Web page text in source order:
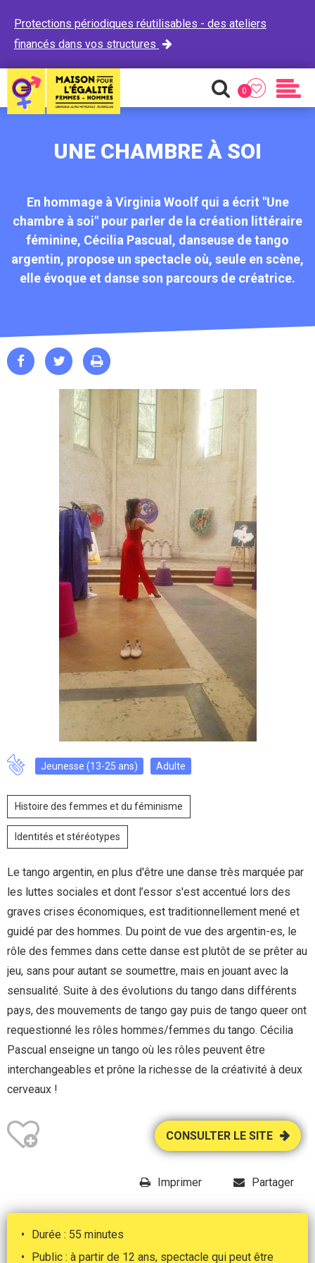
Protections périodiques réutilisables - des ateliers
financés dans vos structures

Recherche
0
Favoris
UNE CHAMBRE À SOI
En hommage à Virginia Woolf qui a écrit "Une
chambre à soi" pour parler de la création littéraire
féminine, Cécilia Pascual, danseuse de tango
argentin, propose un spectacle où, seule en scène,
elle évoque et danse son parcours de créatrice.
  
Jeunesse (13-25 ans) Adulte
Histoire des femmes et du féminisme
Identités et stéréotypes
Le tango argentin, en plus d'être une danse très marquée par
les luttes sociales et dont l’essor s'est accentué lors des
graves crises économiques, est traditionnellement mené et
guidé par des hommes. Du point de vue des argentin-es, le
rôle des femmes dans cette danse est plutôt de se prêter au
jeu, sans pour autant se soumettre, mais en jouant avec la
sensualité. Suite à des évolutions du tango dans différents
pays, des mouvements de tango gay puis de tango queer ont
requestionné les rôles hommes/femmes du tango. Cécilia
Pascual enseigne un tango où les rôles peuvent être
interchangeables et prône la richesse de la créativité à deux
cerveaux !
CONSULTER LE SITE
Imprimer Partager
Durée : 55 minutes
Public : à partir de 12 ans, spectacle qui peut être